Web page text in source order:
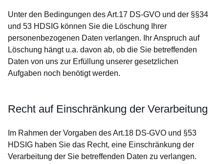
Unter den Bedingungen des Art.17 DS-GVO und der §§34
und 53 HDSIG können Sie die Löschung Ihrer
personenbezogenen Daten verlangen. Ihr Anspruch auf
Löschung hängt u.a. davon ab, ob die Sie betreffenden
Daten von uns zur Erfüllung unserer gesetzlichen
Aufgaben noch benötigt werden.
Recht auf Einschränkung der Verarbeitung
Im Rahmen der Vorgaben des Art.18 DS-GVO und §53
HDSIG haben Sie das Recht, eine Einschränkung der
Verarbeitung der Sie betreffenden Daten zu verlangen.